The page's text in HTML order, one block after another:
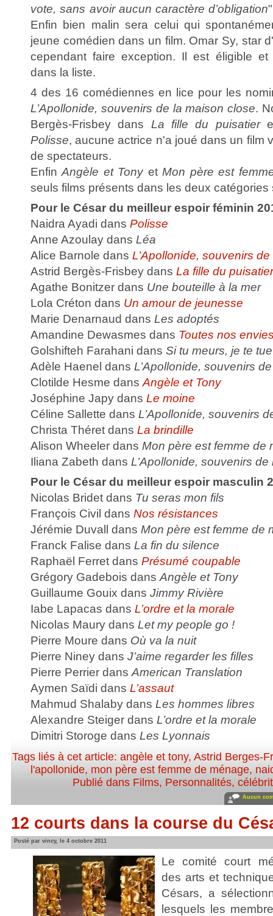
vote, sans avoir aucun caractère d’obligation
Enfin bien malin sera celui qui
jeune comédien dans un film. Omar Sy, star
cependant faire exception. Il est éligible
dans la liste.
4 des 16 comédiennes en lice pour les
L’Apollonide, souvenirs de la maison close.
Bergès-Frisbey dans La fille du puisatier
Polisse, aucune actrice n'a joué dans un film
de spectateurs.
EnfinAngèle et TonyetMon père est
seuls films présents dans les deux catégories
Pour le César du meilleur espoir féminin
Naidra Ayadi dans Polisse
Anne Azoulay dans Léa
Alice Barnole dans L’Apollonide, souvenirs
Astrid Bergès-Frisbey dans La fille du puisatier
Agathe Bonitzer dans Une bouteille à la mer
Lola Créton dans Un amour de jeunesse
Marie Denarnaud dans Les adoptés
Amandine Dewasmes dans Toutes nos
Golshifteh Farahani dans Si tu meurs, je te tue
Adèle Haenel dans L’Apollonide, souvenirs
Clotilde Hesme dans Angèle et Tony
Joséphine Japy dans Le moine
Céline Sallette dans L’Apollonide, souvenirs
Christa Théret dans La brindille
Alison Wheeler dans Mon père est femme de
Iliana Zabeth dans L’Apollonide, souvenirs
Pour le César du meilleur espoir masculin
Nicolas Bridet dans Tu seras mon fils
François Civil dans Nos résistances
Jérémie Duvall dans Mon père est femme de
Franck Falise dans La fin du silence
Raphaël Ferret dans Présumé coupable
Grégory Gadebois dans Angèle et Tony
Guillaume Gouix dans Jimmy Rivière
Iabe Lapacas dans L’ordre et la morale
Nicolas Maury dans Let my people go !
Pierre Moure dans Où va la nuit
Pierre Niney dans J’aime regarder les filles
Pierre Perrier dans American Translation
Aymen Saïdi dans L’assaut
Mahmud Shalaby dans Les hommes libres
Alexandre Steiger dans L’ordre et la morale
Dimitri Storoge dans Les Lyonnais
Tags liés à cet article: angèle et tony, Astrid Berges-
l'apollonide, mon père est femme de ménage,
Publié dans Films, Personnalités,
Aucun
12 courts dans la course du
Posté par vincy, le 4 octobre 2011
Le comité court
des arts et
Césars, a
lesquels les